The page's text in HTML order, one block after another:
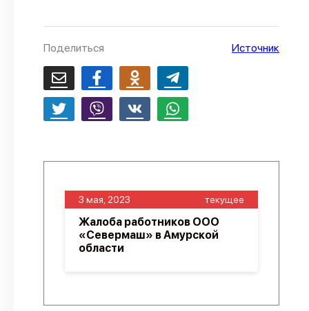
Поделиться Источник
3 мая, 2023 текущее
Жалоба работников ООО
«Севермаш» в Амурской
области